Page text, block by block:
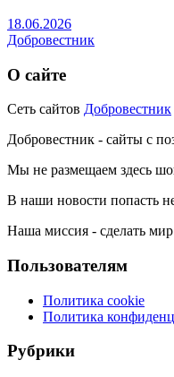
18.06.2026
Добровестник
О сайте
Сеть сайтов Добровестник
Добровестник - сайты с
Мы не размещаем здесь
В наши новости попасть
Наша миссия - сделать
Пользователям
Политика cookie
Политика
Рубрики